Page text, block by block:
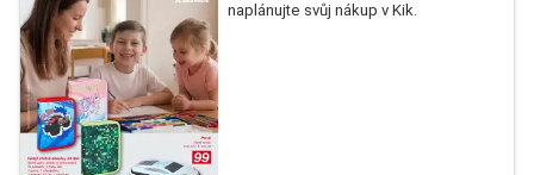
naplánujte svůj nákup v Kik.